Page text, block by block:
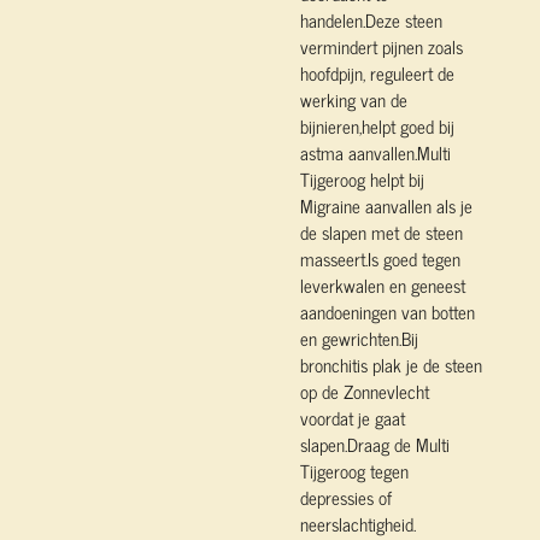
handelen.Deze steen
vermindert pijnen zoals
hoofdpijn, reguleert de
werking van de
bijnieren,helpt goed bij
astma aanvallen.Multi
Tijgeroog helpt bij
Migraine aanvallen als je
de slapen met de steen
masseert.Is goed tegen
leverkwalen en geneest
aandoeningen van botten
en gewrichten.Bij
bronchitis plak je de steen
op de Zonnevlecht
voordat je gaat
slapen.Draag de Multi
Tijgeroog tegen
depressies of
neerslachtigheid.